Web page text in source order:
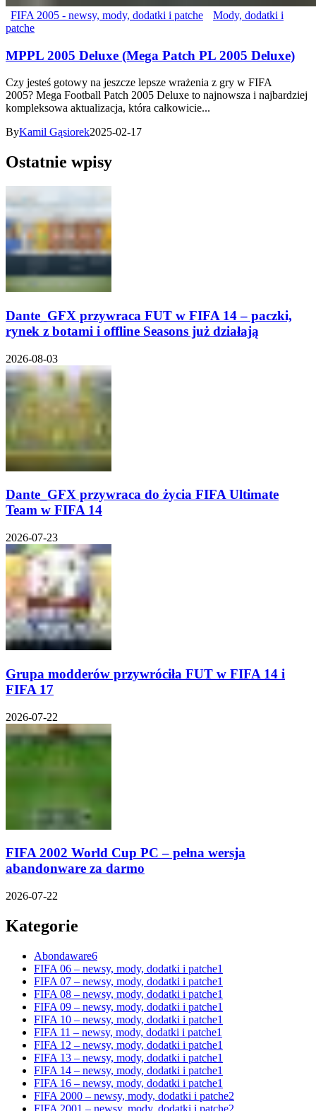
FIFA 2005 - newsy, mody, dodatki i patche
Mody, dodatki i
patche
MPPL 2005 Deluxe (Mega Patch PL 2005 Deluxe)
Czy jesteś gotowy na jeszcze lepsze wrażenia z gry w FIFA
2005? Mega Football Patch 2005 Deluxe to najnowsza i najbardziej
kompleksowa aktualizacja, która całkowicie...
ByKamil Gąsiorek2025-02-17
Ostatnie wpisy
Dante_GFX przywraca FUT w FIFA 14 – paczki,
rynek z botami i offline Seasons już działają
2026-08-03
Dante_GFX przywraca do życia FIFA Ultimate
Team w FIFA 14
2026-07-23
Grupa modderów przywróciła FUT w FIFA 14 i
FIFA 17
2026-07-22
FIFA 2002 World Cup PC – pełna wersja
abandonware za darmo
2026-07-22
Kategorie
Abondaware6
FIFA 06 – newsy, mody, dodatki i patche1
FIFA 07 – newsy, mody, dodatki i patche1
FIFA 08 – newsy, mody, dodatki i patche1
FIFA 09 – newsy, mody, dodatki i patche1
FIFA 10 – newsy, mody, dodatki i patche1
FIFA 11 – newsy, mody, dodatki i patche1
FIFA 12 – newsy, mody, dodatki i patche1
FIFA 13 – newsy, mody, dodatki i patche1
FIFA 14 – newsy, mody, dodatki i patche1
FIFA 16 – newsy, mody, dodatki i patche1
FIFA 2000 – newsy, mody, dodatki i patche2
FIFA 2001 – newsy, mody, dodatki i patche2